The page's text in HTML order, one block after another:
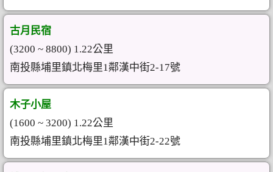
古月民宿
(3200 ~ 8800) 1.22公里
南投縣埔里鎮北梅里1鄰漢中街2-17號
木子小屋
(1600 ~ 3200) 1.22公里
南投縣埔里鎮北梅里1鄰漢中街2-22號